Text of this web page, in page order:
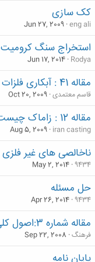
کک سازی
eng ali
Jun 27, 2009
استخراج سنگ
Rodya
Jun 17, 2014
مقاله 41 : آبکاری فلزات
قاسم معتمدی Oct 20, 2009
مقاله 12 : زاماک چیست ؟
iran casting
Aug 5, 2009
ناخالصی های غیر
9434
May 2, 2014
حل مسئله
9434
Apr 26, 2014
مقاله شماره 3:اصول کلی استخراج فلزات
فرهنگ Sep 22, 2008
پایان نامه